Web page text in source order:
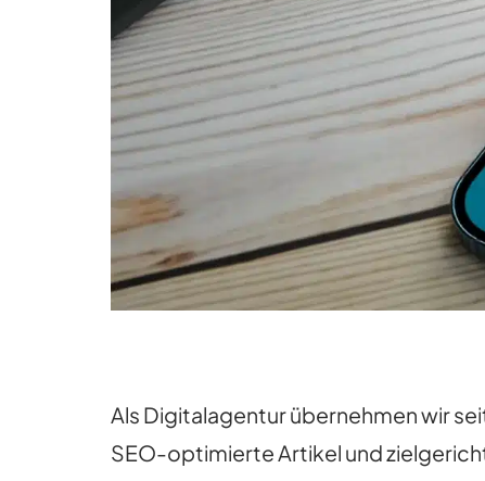
Als Digitalagentur übernehmen wir
SEO-optimierte Artikel und